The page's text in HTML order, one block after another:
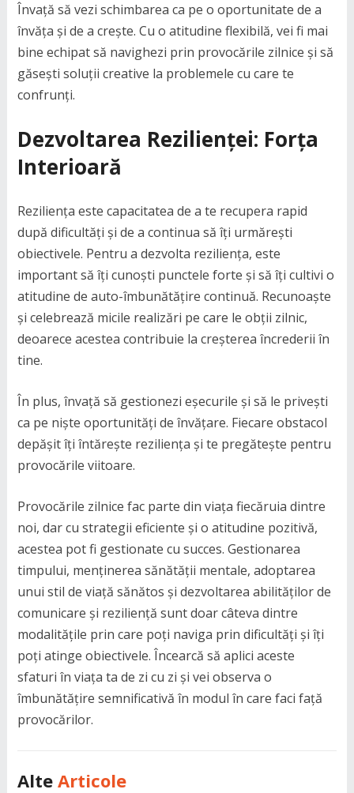
Învață să vezi schimbarea ca pe o oportunitate de a
învăța și de a crește. Cu o atitudine flexibilă, vei fi mai
bine echipat să navighezi prin provocările zilnice și să
găsești soluții creative la problemele cu care te
confrunți.
Dezvoltarea Rezilienței: Forța
Interioară
Reziliența este capacitatea de a te recupera rapid
după dificultăți și de a continua să îți urmărești
obiectivele. Pentru a dezvolta reziliența, este
important să îți cunoști punctele forte și să îți cultivi o
atitudine de auto-îmbunătățire continuă. Recunoaște
și celebrează micile realizări pe care le obții zilnic,
deoarece acestea contribuie la creșterea încrederii în
tine.
În plus, învață să gestionezi eșecurile și să le privești
ca pe niște oportunități de învățare. Fiecare obstacol
depășit îți întărește reziliența și te pregătește pentru
provocările viitoare.
Provocările zilnice fac parte din viața fiecăruia dintre
noi, dar cu strategii eficiente și o atitudine pozitivă,
acestea pot fi gestionate cu succes. Gestionarea
timpului, menținerea sănătății mentale, adoptarea
unui stil de viață sănătos și dezvoltarea abilităților de
comunicare și reziliență sunt doar câteva dintre
modalitățile prin care poți naviga prin dificultăți și îți
poți atinge obiectivele. Încearcă să aplici aceste
sfaturi în viața ta de zi cu zi și vei observa o
îmbunătățire semnificativă în modul în care faci față
provocărilor.
Alte Articole